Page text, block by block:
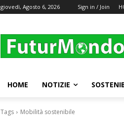
giovedì, Agosto 6, 2026 Sign in / Join
HOME NOTIZIE
Tags Mobilità sostenibile